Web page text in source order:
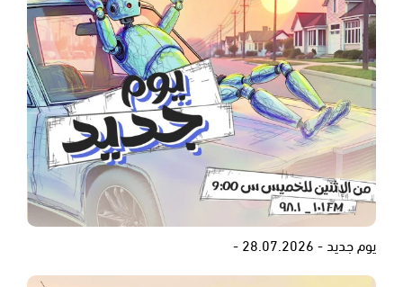
يوم جديد - 28.07.2026 -